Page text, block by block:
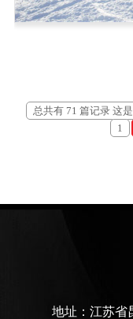
总共有 71 篇记录 这
1
地址：江苏省